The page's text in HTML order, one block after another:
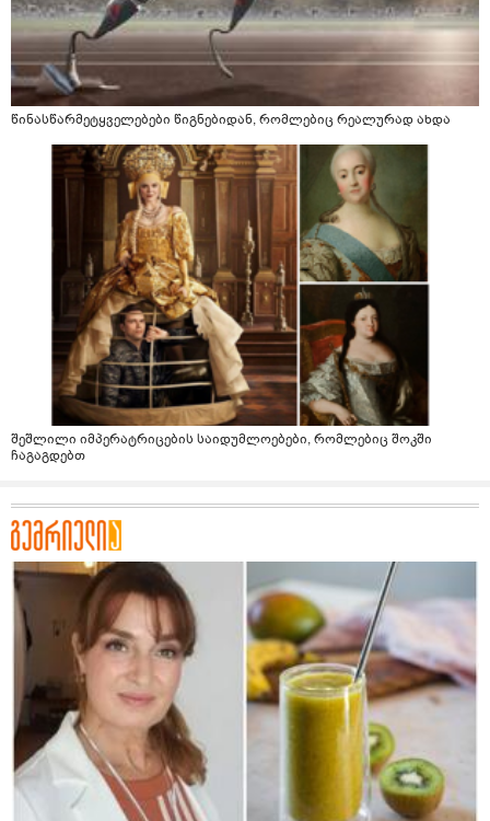
წინასწარმეტყველებები წიგნებიდან, რომლებიც რეალურად ახდა
შეშლილი იმპერატრიცების საიდუმლოებები, რომლებიც შოკში
ჩაგაგდებთ